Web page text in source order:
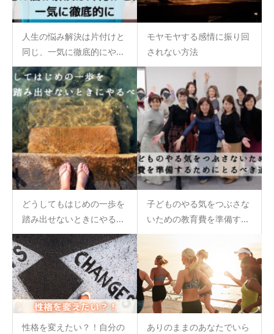
人生の悩み解決は片付けと
同じ、一気に徹底的にや...
モヤモヤする感情に振り回
されない方法
どうしてもはじめの一歩を
踏み出せないときにやる...
子どものやる気をつぶさな
いための教育費を準備す...
性格を変えたい？！自分の
ありのままのあなたでいら